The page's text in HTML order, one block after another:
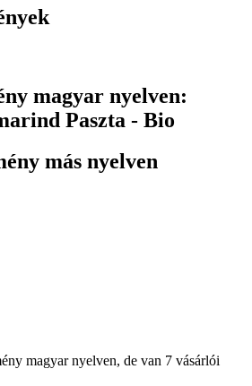
magyar nyelven:
Paszta - Bio
más nyelven
magyar nyelven, de van 7 vásárlói